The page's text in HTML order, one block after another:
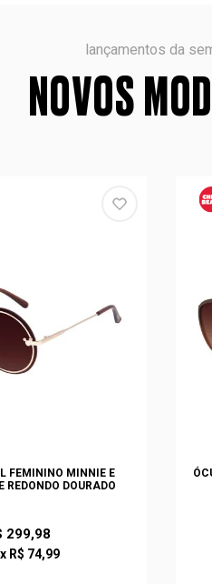
lançamentos da
NOVOS
FEMININO MINNIE E
REDONDO DOURADO
299,98
R$ 74,99